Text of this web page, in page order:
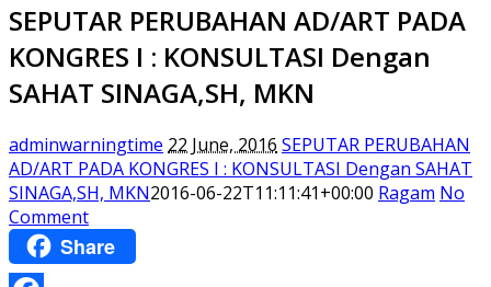
SEPUTAR PERUBAHAN AD/ART PADA
KONGRES I : KONSULTASI Dengan
SAHAT SINAGA,SH, MKN
adminwarningtime 22 June, 2016 SEPUTAR PERUBAHAN
AD/ART PADA KONGRES I : KONSULTASI Dengan SAHAT
SINAGA,SH, MKN2016-06-22T11:11:41+00:00 Ragam No
Comment
Share